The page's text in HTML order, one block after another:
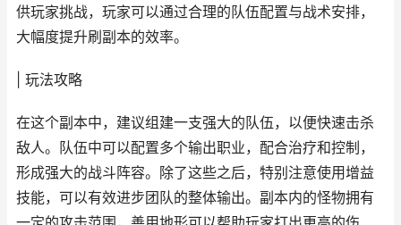
供玩家挑战，玩家可以通过合理的队伍配置与战术安排，
大幅度提升刷副本的效率。
| 玩法攻略
在这个副本中，建议组建一支强大的队伍，以便快速击杀
敌人。队伍中可以配置多个输出职业，配合治疗和控制，
形成强大的战斗阵容。除了这些之后，特别注意使用增益
技能，可以有效进步团队的整体输出。副本内的怪物拥有